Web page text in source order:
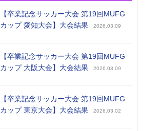
【卒業記念サッカー大会 第19回MUFG
カップ 愛知大会】大会結果
2026.03.09
【卒業記念サッカー大会 第19回MUFG
カップ 大阪大会】大会結果
2026.03.09
【卒業記念サッカー大会 第19回MUFG
カップ 東京大会】大会結果
2026.03.02